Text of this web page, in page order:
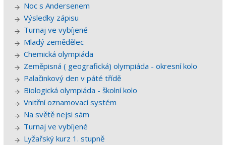
Noc s Andersenem
Výsledky zápisu
Turnaj ve vybíjené
Mladý zemědělec
Chemická olympiáda
Zeměpisná ( geografická) olympiáda - okresní kolo
Palačinkový den v páté třídě
Biologická olympiáda - školní kolo
Vnitřní oznamovací systém
Na světě nejsi sám
Turnaj ve vybíjené
Lyžařský kurz 1. stupně